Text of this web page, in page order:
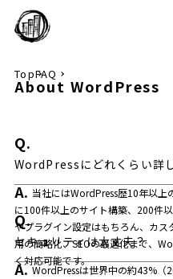
TopFAQ
About WordPress
WordPressにどれくらい詳
当社にはWordPress歴10年以上
に100件以上のサイト構築、200件
やプラグイン設定はもちろん、カ
用の簡略化、SEOの最適化まで、
く対応可能です。
セキュリティは大丈夫？
WordPressは世界中の約43%（